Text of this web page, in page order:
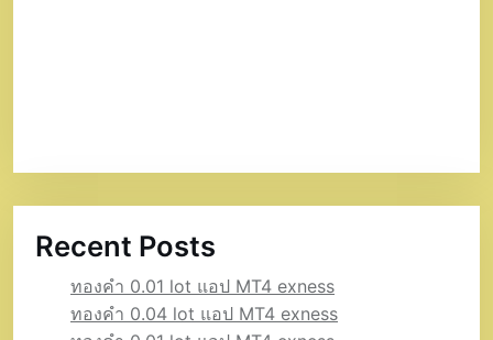
Recent Posts
ทองคำ 0.01 lot แอป MT4 exness
ทองคำ 0.04 lot แอป MT4 exness